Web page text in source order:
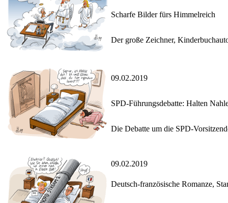
Scharfe Bilder fürs Himmelreich
Der große Zeichner,
09.02.2019
SPD-Führungsdebatte: Halten
Die Debatte um die SPD-
09.02.2019
Deutsch-französische Romanze,